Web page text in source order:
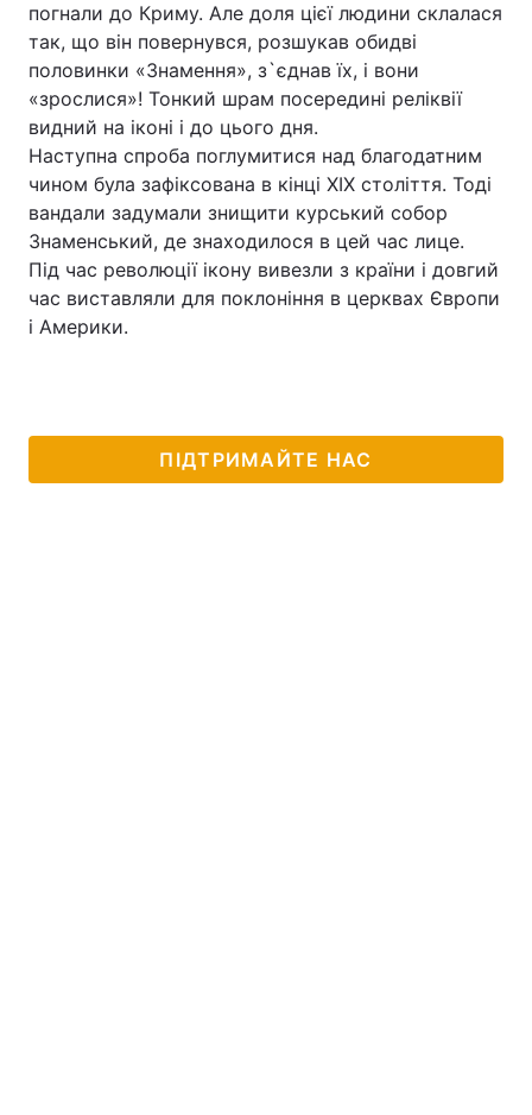
Тема оформлення
погнали до Криму. Але доля цієї людини склалася
так, що він повернувся, розшукав обидві
половинки «Знамення», з`єднав їх, і вони
«зрослися»! Тонкий шрам посередині реліквії
видний на іконі і до цього дня.
Наступна спроба поглумитися над благодатним
чином була зафіксована в кінці ХIХ століття. Тоді
вандали задумали знищити курський собор
Знаменський, де знаходилося в цей час лице.
Під час революції ікону вивезли з країни і довгий
час виставляли для поклоніння в церквах Європи
і Америки.
ПІДТРИМАЙТЕ НАС